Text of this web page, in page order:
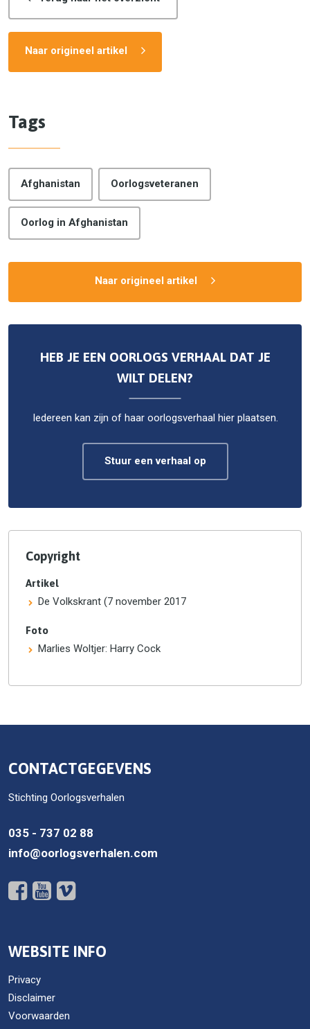
Naar origineel artikel
Tags
Afghanistan Oorlogsveteranen
Oorlog in Afghanistan
Naar origineel artikel
HEB JE EEN OORLOGS VERHAAL DAT JE
WILT DELEN?
Iedereen kan zijn of haar oorlogsverhaal hier plaatsen.
Stuur een verhaal op
Copyright
Artikel
De Volkskrant (7 november 2017
Foto
Marlies Woltjer: Harry Cock
CONTACTGEGEVENS
Stichting Oorlogsverhalen
035 - 737 02 88
info@oorlogsverhalen.com
WEBSITE INFO
Privacy
Disclaimer
Voorwaarden